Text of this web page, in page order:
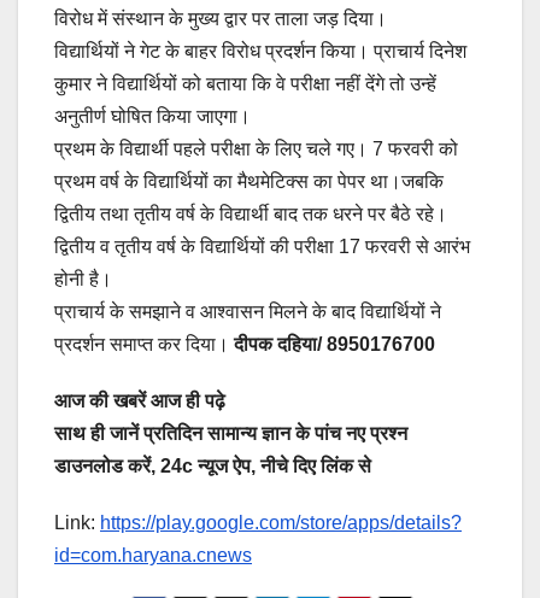
विरोध में संस्थान के मुख्य द्वार पर ताला जड़ दिया।
विद्यार्थियों ने गेट के बाहर विरोध प्रदर्शन किया। प्राचार्य दिनेश
कुमार ने विद्यार्थियों को बताया कि वे परीक्षा नहीं देंगे तो उन्हें
अनुतीर्ण घोषित किया जाएगा।
प्रथम के विद्यार्थी पहले परीक्षा के लिए चले गए। 7 फरवरी को
प्रथम वर्ष के विद्यार्थियों का मैथमेटिक्स का पेपर था।जबकि
द्वितीय तथा तृतीय वर्ष के विद्यार्थी बाद तक धरने पर बैठे रहे।
द्वितीय व तृतीय वर्ष के विद्यार्थियों की परीक्षा 17 फरवरी से आरंभ
होनी है।
प्राचार्य के समझाने व आश्वासन मिलने के बाद विद्यार्थियों ने
प्रदर्शन समाप्त कर दिया।दीपक दहिया/ 8950176700
आज की खबरें आज ही पढ़े
साथ ही जानें प्रतिदिन सामान्य ज्ञान के पांच नए प्रश्न
डाउनलोड करें, 24c न्यूज ऐप, नीचे दिए लिंक से
Link: https://play.google.com/store/apps/details?
id=com.haryana.cnews